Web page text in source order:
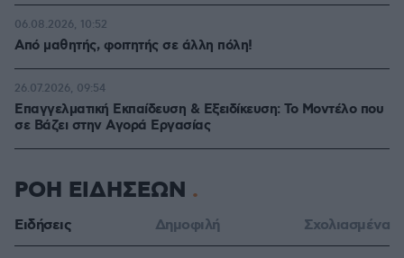
Από μαθητής, φοιτητής σε άλλη πόλη!
06.08.2026, 10:52
Επαγγελματική Εκπαίδευση & Εξειδίκευση: Το Mοντέλο που
σε Bάζει στην Aγορά Eργασίας
26.07.2026, 09:54
ΡΟΗ ΕΙΔΗΣΕΩΝ
Ειδήσεις Δημοφιλή Σχολιασμένα